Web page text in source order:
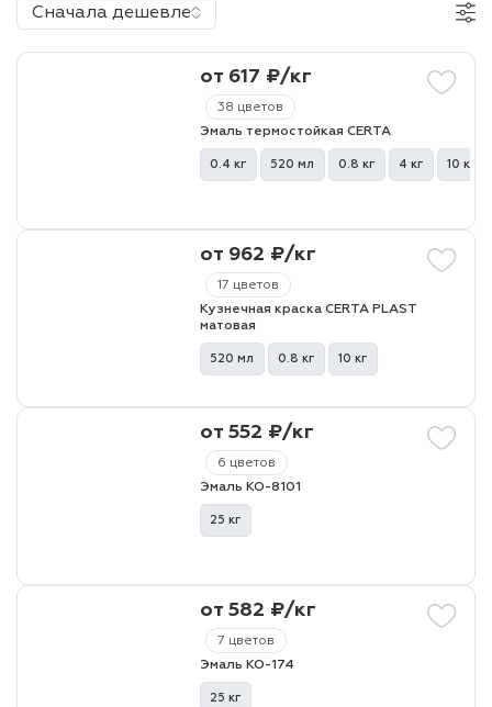
Сначала дешевле
38 цветов
от 617 ₽/кг
Эмаль термостойкая CERTA
0.4 кг 520 мл 0.8 кг 4 кг 10 кг
17 цветов
от 962 ₽/кг
Кузнечная краска CERTA PLAST
матовая
520 мл 0.8 кг 10 кг
6 цветов
от 552 ₽/кг
Эмаль КО-8101
25 кг
7 цветов
от 582 ₽/кг
Эмаль КО-174
25 кг